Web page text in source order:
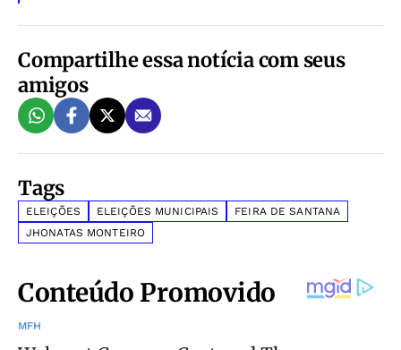
Compartilhe essa notícia com seus
amigos
Tags
ELEIÇÕES ELEIÇÕES MUNICIPAIS
FEIRA DE SANTANA
JHONATAS MONTEIRO